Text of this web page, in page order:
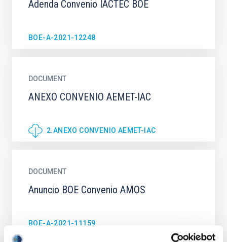
Adenda Convenio IACTEC BOE
BOE-A-2021-12248
DOCUMENT
ANEXO CONVENIO AEMET-IAC
2.ANEXO CONVENIO AEMET-IAC
DOCUMENT
Anuncio BOE Convenio AMOS
BOE-A-2021-11159